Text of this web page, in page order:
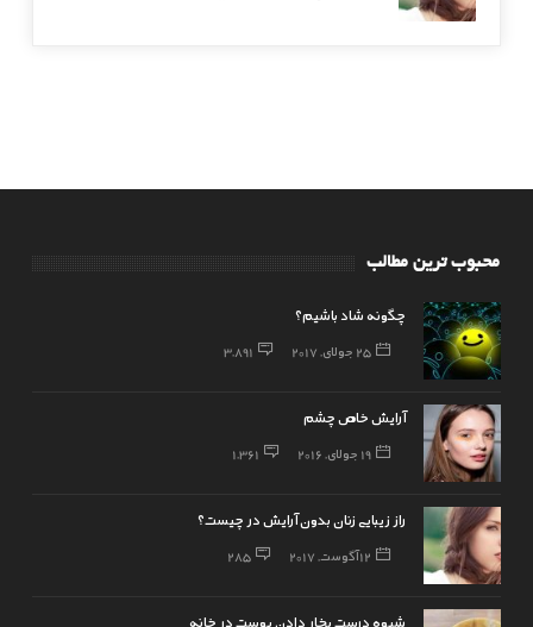
محبوب ترین مطالب
چگونه شاد باشیم؟
25 جولای, 2017 3,891
آرایش خاص چشم
19 جولای, 2016 1,361
راز زیبایی زنان بدون آرایش در چیست؟
12 آگوست, 2017 285
شیوه درست بخار دادن پوست در خانه